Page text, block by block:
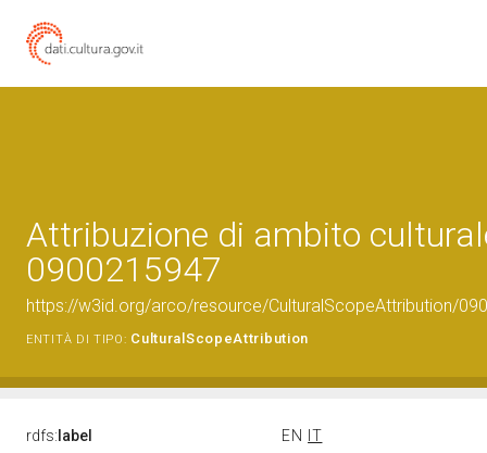
Attribuzione di ambito
0900215947
https://w3id.org/arco/resource/CulturalScopeAttribution/
ENTITÀ DI TIPO: CulturalScopeAttribution
rdfs: label EN
IT